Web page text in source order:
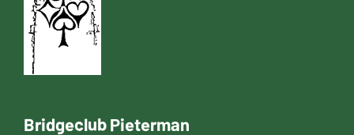
Bridgeclub Pieterman